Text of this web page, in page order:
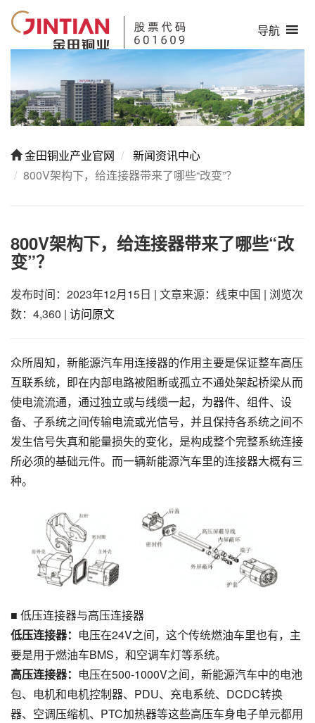
导航
金田铜业产业官网
新闻资讯中心
800V架构下，给连接器带来了哪些“改变”？
800V架构下，给连接器带来了哪些“改
变”？
发布时间：2023年12月15日 | 文章来源：线束中国 | 浏览次
数：4,360 | 访问原文
众所周知，新能源汽车用连接器的作用主要是保证整车高压
互联系统，即在内部电路被阻断或孤立不通处架起桥梁从而
使电流流通，通过独立或与线缆一起，为器件、组件、设
备、子系统之间传输电流或光信号，并且保持各系统之间不
发生信号失真和能量损失的变化，是构成整个完整系统连接
所必须的基础元件。而一辆新能源汽车里的连接器大概有三
种。
■ 低压连接器与高压连接器
低压连接器： 电压在24V之间，这个传统燃油车里也有，主
要是用于燃油车BMS，和空调车灯等系统。
高压连接器： 电压在500-1000V之间，新能源汽车中的电池
包、电机和电机控制器、PDU、充电系统、DCDC转换
器、空调压缩机、PTC加热器等这些高压车身电子单元都用